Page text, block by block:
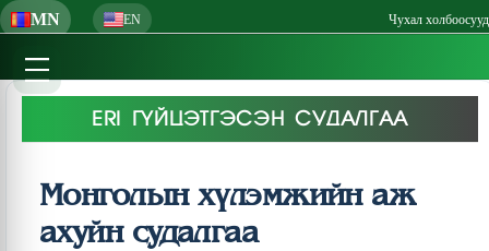
MN EN Чухал холбоосууд
ERI ГҮЙЦЭТГЭСЭН СУДАЛГАА
Монголын хүлэмжийн аж
ахуйн судалгаа